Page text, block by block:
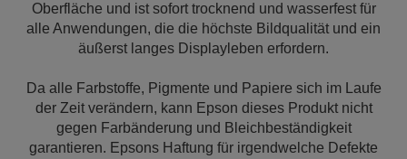
Oberfläche und ist sofort trocknend und wasserfest für
alle Anwendungen, die die höchste Bildqualität und ein
äußerst langes Displayleben erfordern.
Da alle Farbstoffe, Pigmente und Papiere sich im Laufe
der Zeit verändern, kann Epson dieses Produkt nicht
gegen Farbänderung und Bleichbeständigkeit
garantieren. Epsons Haftung für irgendwelche Defekte